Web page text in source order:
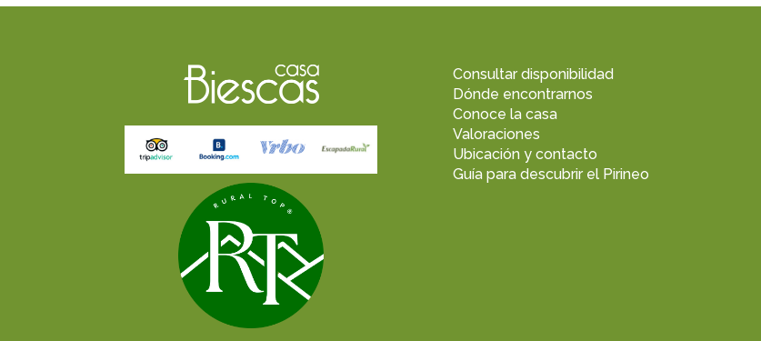
Consultar disponibilidad
Dónde encontrarnos
Conoce la casa
Valoraciones
Ubicación y contacto
Guía para descubrir el Pirineo